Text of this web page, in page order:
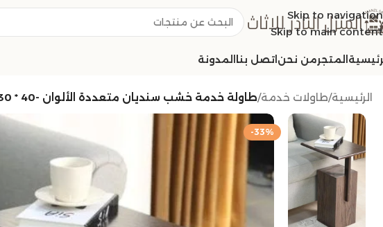
Skip to navigation
Skip to main content
المتجرمن نحن اتصل بنا المدونة
الرئيسية/طاولات خدمة/طاولة خدمة خشب سنديان متعددة الألوان -40 * 30 * 55 سم
-33%